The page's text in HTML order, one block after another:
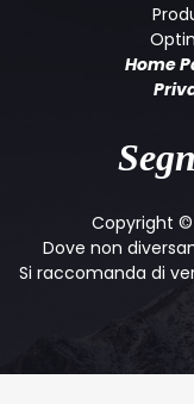
Home
Copyright ©
Dove non
Si raccomanda di